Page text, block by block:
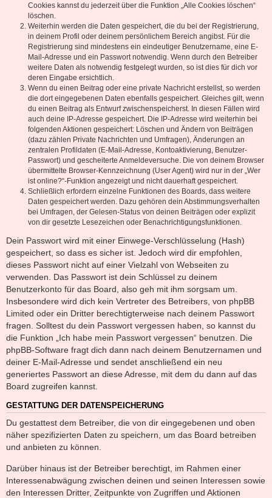
Cookies kannst du jederzeit über die Funktion „Alle Cookies löschen“
löschen.
Weiterhin werden die Daten gespeichert, die du bei der Registrierung,
in deinem Profil oder deinem persönlichem Bereich angibst. Für die
Registrierung sind mindestens ein eindeutiger Benutzername, eine E-
Mail-Adresse und ein Passwort notwendig. Wenn durch den Betreiber
weitere Daten als notwendig festgelegt wurden, so ist dies für dich vor
deren Eingabe ersichtlich.
Wenn du einen Beitrag oder eine private Nachricht erstellst, so werden
die dort eingegebenen Daten ebenfalls gespeichert. Gleiches gilt, wenn
du einen Beitrag als Entwurf zwischenspeicherst. In diesen Fällen wird
auch deine IP-Adresse gespeichert. Die IP-Adresse wird weiterhin bei
folgenden Aktionen gespeichert: Löschen und Ändern von Beiträgen
(dazu zählen Private Nachrichten und Umfragen), Änderungen an
zentralen Profildaten (E-Mail-Adresse, Kontoaktivierung, Benutzer-
Passwort) und gescheiterte Anmeldeversuche. Die von deinem Browser
übermittelte Browser-Kennzeichnung (User Agent) wird nur in der „Wer
ist online?“-Funktion angezeigt und nicht dauerhaft gespeichert.
Schließlich erfordern einzelne Funktionen des Boards, dass weitere
Daten gespeichert werden. Dazu gehören dein Abstimmungsverhalten
bei Umfragen, der Gelesen-Status von deinen Beiträgen oder explizit
von dir gesetzte Lesezeichen oder Benachrichtigungsfunktionen.
Dein Passwort wird mit einer Einwege-Verschlüsselung (Hash)
gespeichert, so dass es sicher ist. Jedoch wird dir empfohlen,
dieses Passwort nicht auf einer Vielzahl von Webseiten zu
verwenden. Das Passwort ist dein Schlüssel zu deinem
Benutzerkonto für das Board, also geh mit ihm sorgsam um.
Insbesondere wird dich kein Vertreter des Betreibers, von phpBB
Limited oder ein Dritter berechtigterweise nach deinem Passwort
fragen. Solltest du dein Passwort vergessen haben, so kannst du
die Funktion „Ich habe mein Passwort vergessen“ benutzen. Die
phpBB-Software fragt dich dann nach deinem Benutzernamen und
deiner E-Mail-Adresse und sendet anschließend ein neu
generiertes Passwort an diese Adresse, mit dem du dann auf das
Board zugreifen kannst.
GESTATTUNG DER DATENSPEICHERUNG
Du gestattest dem Betreiber, die von dir eingegebenen und oben
näher spezifizierten Daten zu speichern, um das Board betreiben
und anbieten zu können.
Darüber hinaus ist der Betreiber berechtigt, im Rahmen einer
Interessenabwägung zwischen deinen und seinen Interessen sowie
den Interessen Dritter, Zeitpunkte von Zugriffen und Aktionen